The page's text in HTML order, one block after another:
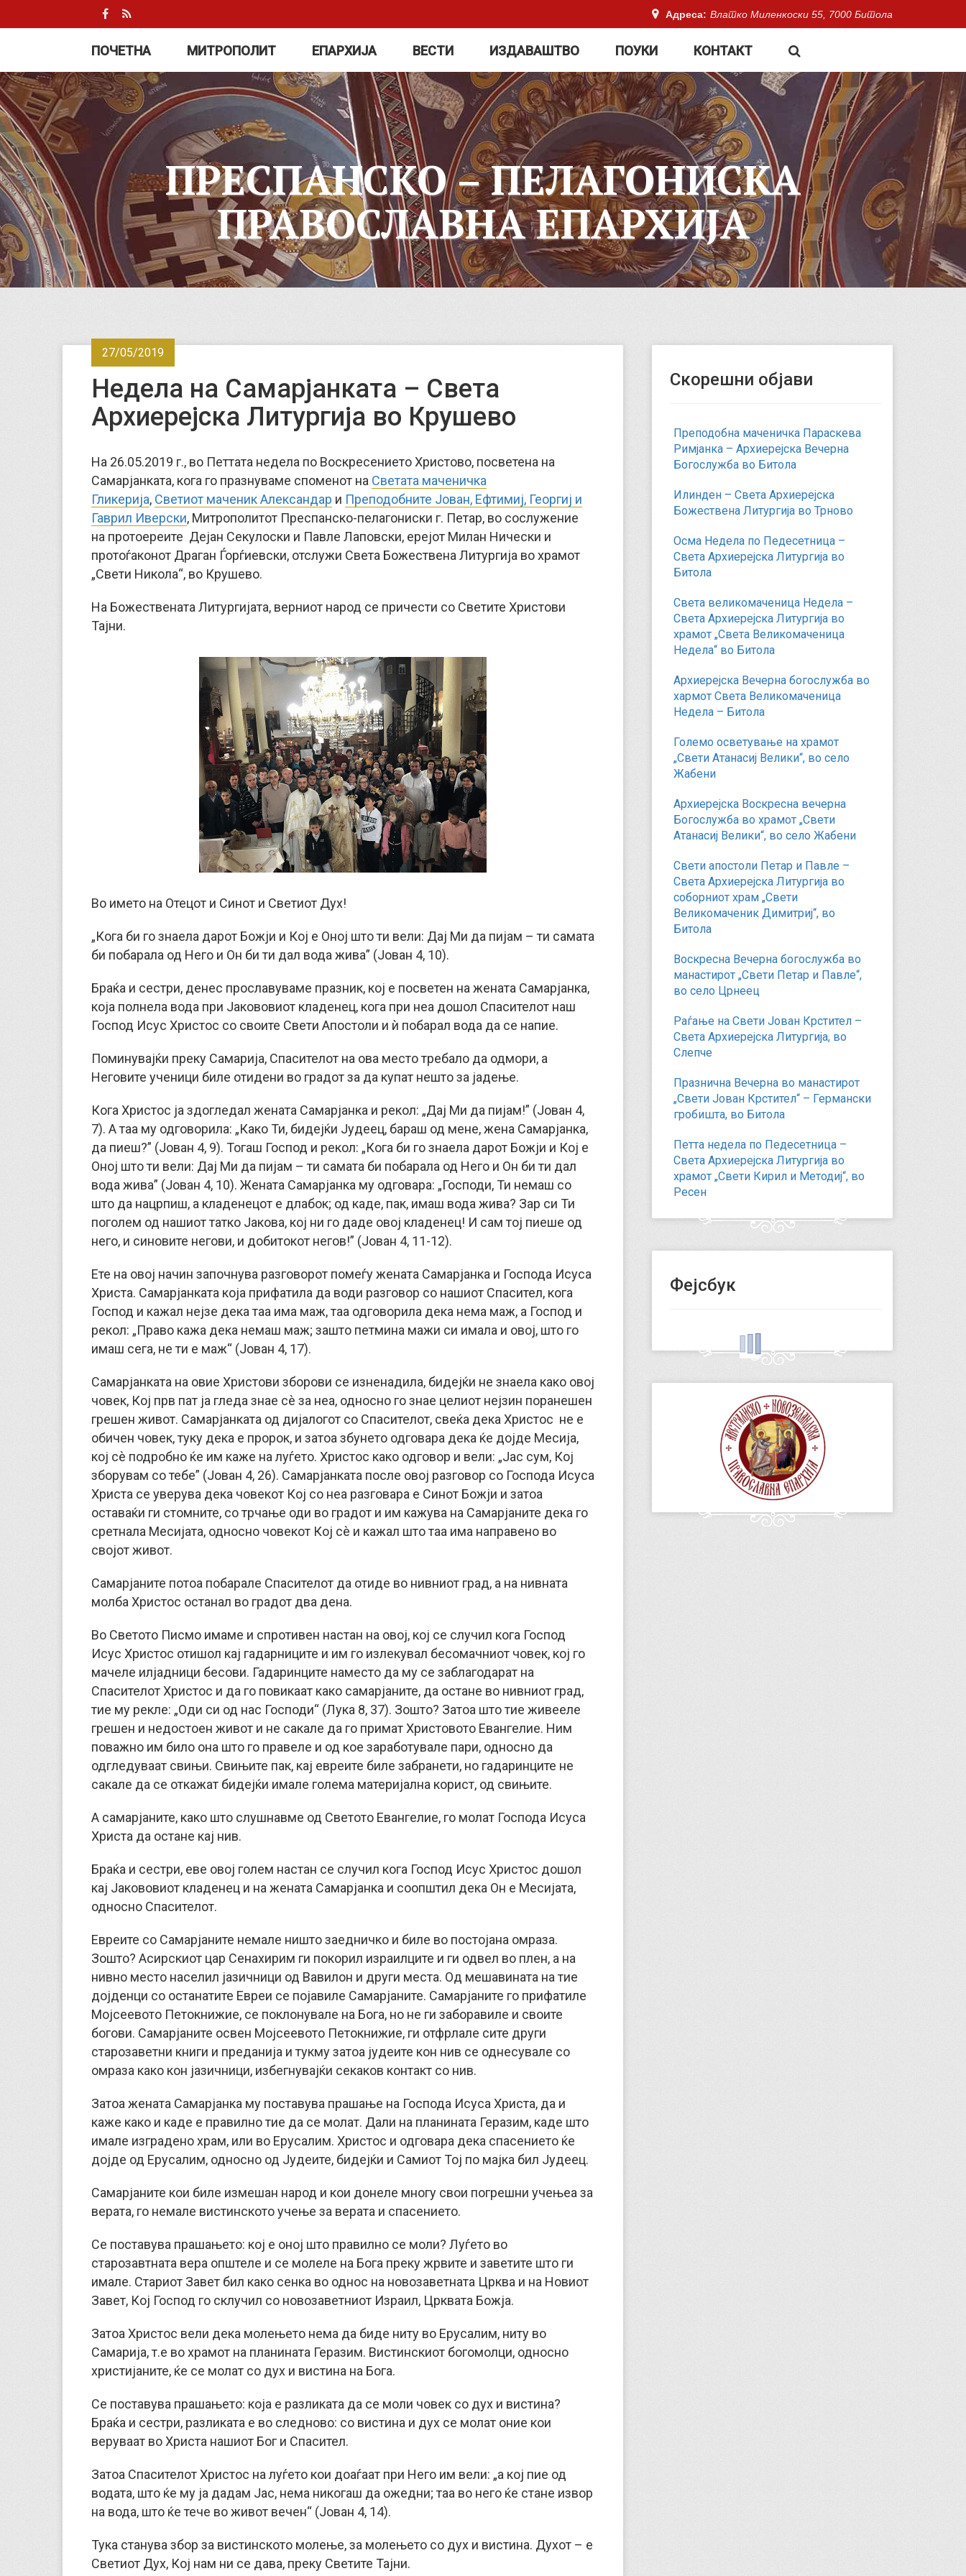
Адреса: Влатко Миленкоски 55, 7000 Битола
ПОЧЕТНА МИТРОПОЛИТ ЕПАРХИЈА ВЕСТИ ИЗДАВАШТВО ПОУКИ КОНТАКТ
ПРЕСПАНСКО – ПЕЛАГОНИСКА
ПРАВОСЛАВНА ЕПАРХИЈА
27/05/2019
Недела на Самарјанката – Света
Архиерејска Литургија во Крушево
На 26.05.2019 г., во Петтата недела по Воскресението Христово, посветена на
Самарјанката, кога го празнуваме споменот на Светата маченичка
Гликерија, Светиот маченик Александар и Преподобните Јован, Ефтимиј, Георгиј и
Гаврил Иверски, Митрополитот Преспанско-пелагониски г. Петар, во сослужение
на протоереите Дејан Секулоски и Павле Лаповски, ерејот Милан Нически и
протоѓаконот Драган Ѓорѓиевски, отслужи Света Божествена Литургија во храмот
„Свети Никола“, во Крушево.
На Божествената Литургијата, верниот народ се причести со Светите Христови
Тајни.
Во името на Отецот и Синот и Светиот Дух!
„Кога би го знаела дарот Божји и Кој е Оној што ти вели: Дај Ми да пијам – ти самата
би побарала од Него и Он би ти дал вода жива” (Јован 4, 10).
Браќа и сестри, денес прославуваме празник, кој е посветен на жената Самарјанка,
која полнела вода при Јакововиот кладенец, кога при неа дошол Спасителот наш
Господ Исус Христос со своите Свети Апостоли и ѝ побарал вода да се напие.
Поминувајќи преку Самарија, Спасителот на ова место требало да одмори, а
Неговите ученици биле отидени во градот за да купат нешто за јадење.
Кога Христос ја здогледал жената Самарјанка и рекол: „Дај Ми да пијам!” (Јован 4,
7). А таа му одговорила: „Како Ти, бидејќи Јудеец, бараш од мене, жена Самарјанка,
да пиеш?” (Јован 4, 9). Тогаш Господ и рекол: „Кога би го знаела дарот Божји и Кој е
Оној што ти вели: Дај Ми да пијам – ти самата би побарала од Него и Он би ти дал
вода жива” (Jован 4, 10). Жената Самарјанка му одговара: „Господи, Ти немаш со
што да нацрпиш, а кладенецот е длабок; од каде, пак, имаш вода жива? Зар си Ти
поголем од нашиот татко Јакова, кој ни го даде овој кладенец! И сам тој пиеше од
него, и синовите негови, и добитокот негов!” (Јован 4, 11-12).
Ете на овој начин започнува разговорот помеѓу жената Самарјанка и Господа Исуса
Христа. Самарјанката која прифатила да води разговор со нашиот Спасител, кога
Господ и кажал нејзе дека таа има маж, таа одговорила дека нема маж, а Господ и
рекол: „Право кажа дека немаш маж; зашто петмина мажи си имала и овој, што го
имаш сега, не ти е маж“ (Јован 4, 17).
Самарјанката на овие Христови зборови се изненадила, бидејќи не знаела како овој
човек, Кој прв пат ја гледа знае сè за неа, односно го знае целиот нејзин поранешен
грешен живот. Самарјанката од дијалогот со Спасителот, свеќа дека Христос не е
обичен човек, туку дека е пророк, и затоа збунето одговара дека ќе дојде Месија,
кој сè подробно ќе им каже на луѓето. Христос како одговор и вели: „Јас сум, Кој
зборувам со тебе” (Јован 4, 26). Самарјанката после овој разговор со Господа Исуса
Христа се уверува дека човекот Кој со неа разговара е Синот Божји и затоа
оставаќи ги стомните, со трчање оди во градот и им кажува на Самарјаните дека го
сретнала Месијата, односно човекот Кој сè и кажал што таа има направено во
својот живот.
Самарјаните потоа побарале Спасителот да отиде во нивниот град, а на нивната
молба Христос останал во градот два дена.
Во Светото Писмо имаме и спротивен настан на овој, кој се случил кога Господ
Исус Христос отишол кај гадарниците и им го излекувал бесомачниот човек, кој го
мачеле илјадници бесови. Гадаринците наместо да му се заблагодарат на
Спасителот Христос и да го повикаат како самарјаните, да остане во нивниот град,
тие му рекле: „Оди си од нас Господи“ (Лука 8, 37). Зошто? Затоа што тие живееле
грешен и недостоен живот и не сакале да го примат Христовото Евангелие. Ним
поважно им било она што го правеле и од кое заработувале пари, односно да
одгледуваат свињи. Свињите пак, кај евреите биле забранети, но гадаринците не
сакале да се откажат бидејќи имале голема материјална корист, од свињите.
А самарјаните, како што слушнавме од Светото Евангелие, го молат Господа Исуса
Христа да остане кај нив.
Браќа и сестри, еве овој голем настан се случил кога Господ Исус Христос дошол
кај Јакововиот кладенец и на жената Самарјанка и соопштил дека Он е Месијата,
односно Спасителот.
Евреите со Самарјаните немале ништо заедничко и биле во постојана омраза.
Зошто? Асирскиот цар Сенахирим ги покорил израилците и ги одвел во плен, а на
нивно место населил јазичници од Вавилон и други места. Од мешавината на тие
дојденци со останатите Евреи се појавиле Самарјаните. Самарјаните го прифатиле
Мојсеевото Петокнижие, се поклонувале на Бога, но не ги заборавиле и своите
богови. Самарјаните освен Мојсеевото Петокнижие, ги отфрлале сите други
старозаветни книги и преданија и тукму затоа јудеите кон нив се однесувале со
омраза како кон јазичници, избегнувајќи секаков контакт со нив.
Затоа жената Самарјанка му поставува прашање на Господа Исуса Христа, да и
каже како и каде е правилно тие да се молат. Дали на планината Геразим, каде што
имале изградено храм, или во Ерусалим. Христос и одговара дека спасението ќе
дојде од Ерусалим, односно од Јудеите, бидејќи и Самиот Тој по мајка бил Јудеец.
Самарјаните кои биле измешан народ и кои донеле многу свои погрешни учењеа за
верата, го немале вистинското учење за верата и спасението.
Се поставува прашањето: кој е оној што правилно се моли? Луѓето во
старозавтната вера општеле и се молеле на Бога преку жрвите и заветите што ги
имале. Стариот Завет бил како сенка во однос на новозаветната Црква и на Новиот
Завет, Кој Господ го склучил со новозаветниот Израил, Црквата Божја.
Затоа Христос вели дека молењето нема да биде ниту во Ерусалим, ниту во
Самарија, т.е во храмот на планината Геразим. Вистинскиот богомолци, односно
христијаните, ќе се молат со дух и вистина на Бога.
Се поставува прашањето: која е разликата да се моли човек со дух и вистина?
Браќа и сестри, разликата е во следново: со вистина и дух се молат оние кои
веруваат во Христа нашиот Бог и Спасител.
Затоа Спасителот Христос на луѓето кои доаѓаат при Него им вели: „а кој пие од
водата, што ќе му ја дадам Јас, нема никогаш да ожедни; таа во него ќе стане извор
на вода, што ќе тече во живот вечен“ (Јован 4, 14).
Тука станува збор за вистинското молење, за молењето со дух и вистина. Духот – е
Светиот Дух, Кој нам ни се дава, преку Светите Тајни.
Скорешни објави
Преподобна маченичка Параскева
Римјанка – Архиерејска Вечерна
Богослужба во Битола
Илинден – Света Архиерејска
Божествена Литургија во Трново
Осма Недела по Педесетница –
Света Архиерејска Литургија во
Битола
Света великомаченица Недела –
Света Архиерејска Литургија во
храмот „Света Великомаченица
Недела“ во Битола
Архиерејска Вечерна богослужба во
хармот Света Великомаченица
Недела – Битола
Големо осветување на храмот
„Свети Атанасиј Велики“, во село
Жабени
Архиерејска Воскресна вечерна
Богослужба во храмот „Свети
Атанасиј Велики“, во село Жабени
Свети апостоли Петар и Павле –
Света Архиерејска Литургија во
соборниот храм „Свети
Великомаченик Димитриј“, во
Битола
Воскресна Вечерна богослужба во
манастирот „Свети Петар и Павле“,
во село Црнеец
Раѓање на Свети Јован Крстител –
Света Архиерејска Литургија, во
Слепче
Празнична Вечерна во манастирот
„Свети Јован Крстител“ – Германски
гробишта, во Битола
Петта недела по Педесетница –
Света Архиерејска Литургија во
храмот „Свети Кирил и Методиј“, во
Ресен
Фејсбук